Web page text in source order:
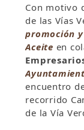
Con motivo
de las Vías
promoción
Aceite en
encuentro
recorrido
de la Vía